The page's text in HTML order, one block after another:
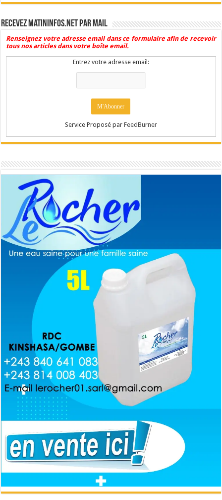
Recevez Matininfos.net par mail
Renseignez votre adresse email dans ce formulaire afin de recevoir
tous nos articles dans votre boîte email.
Entrez votre adresse email:
Service Proposé par FeedBurner